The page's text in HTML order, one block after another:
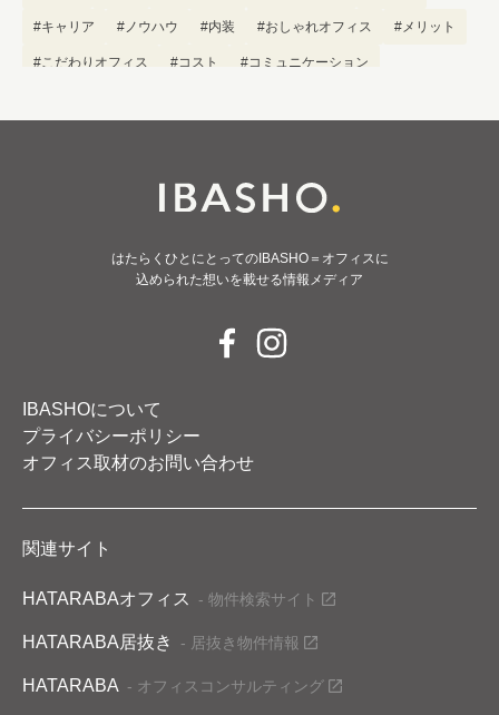
#キャリア #ノウハウ #内装 #おしゃれオフィス #メリット
#こだわりオフィス #コスト #コミュニケーション
はたらくひとにとってのIBASHO＝オフィスに
込められた想いを載せる情報メディア
IBASHOについて
プライバシーポリシー
オフィス取材のお問い合わせ
関連サイト
HATARABAオフィス - 物件検索サイト
HATARABA居抜き - 居抜き物件情報
HATARABA - オフィスコンサルティング